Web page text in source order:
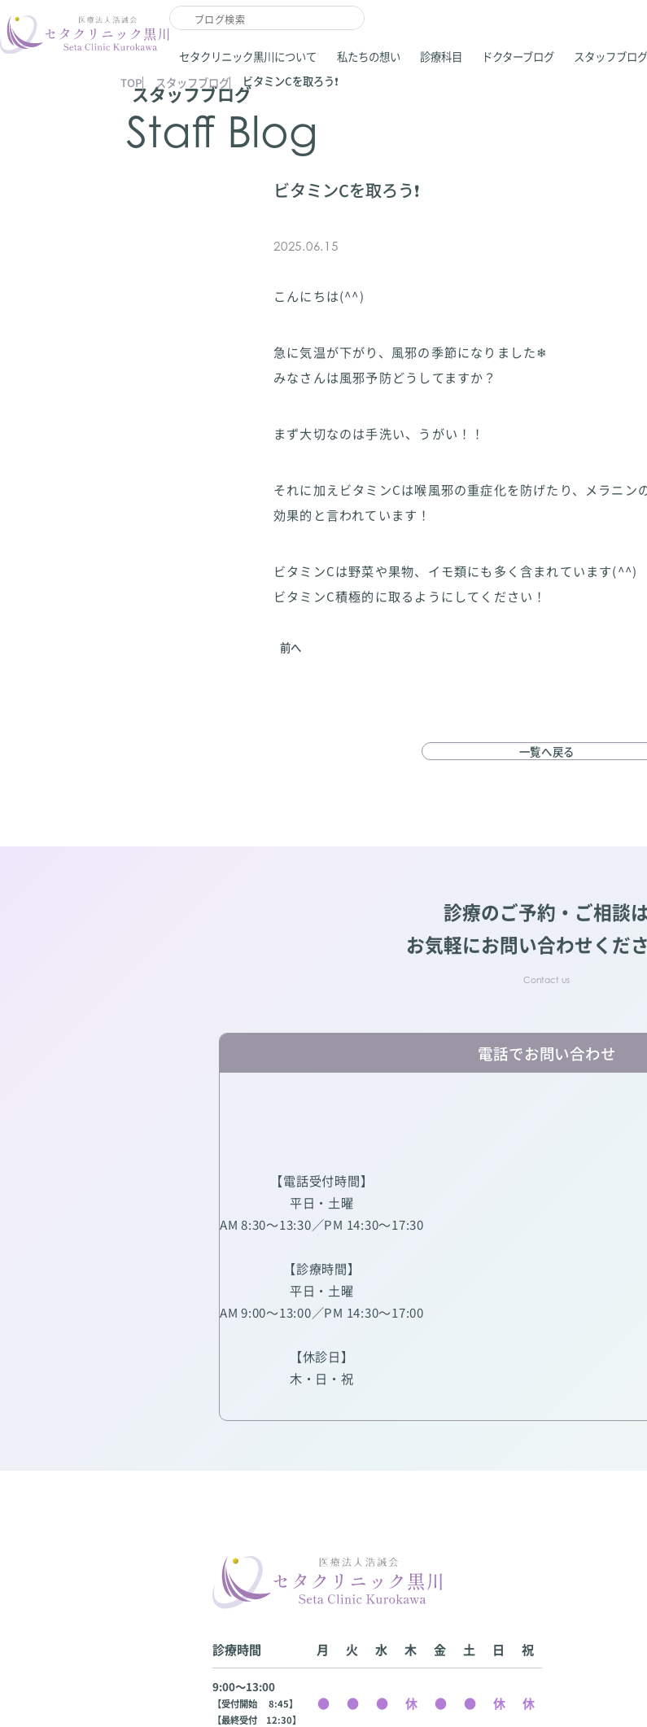
セタクリニック黒川について 私たちの想い 診療科目 ドクターブログ スタッフブログ
スタッフブログ
Staff Blog
TOP スタッフブログ ビタミンCを取ろう❗️
ビタミンCを取ろう❗️
2025.06.15
こんにちは(^^)
急に気温が下がり、風邪の季節になりました❄︎
みなさんは風邪予防どうしてますか？
まず大切なのは手洗い、うがい！！
それに加えビタミンCは喉風邪の重症化を防げたり、メラニン
効果的と言われています！
ビタミンCは野菜や果物、イモ類にも多く含まれています(^^)
ビタミンC積極的に取るようにしてください！
前へ
一覧へ戻る
診療のご予約・ご相談
お気軽にお問い合わせくださ
電話でお問い合わせ
【電話受付時間】
平日・土曜
AM 8:30～13:30／PM 14:30～17:30
【診療時間】
平日・土曜
AM 9:00～13:00／PM 14:30～17:00
【休診日】
木・日・祝
診療時間 月 火 水 木 金 土 日 祝
9:00〜13:00
【受付開始 8:45】
【最終受付 12:30】